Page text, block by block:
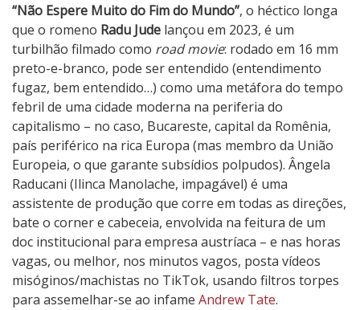
N
ã
o
E
s
p
e
r
e
M
u
i
t
o
d
o
“Não Espere Muito do Fim do Mundo”, o héctico longa
que o romeno Radu Jude lançou em 2023, é um
turbilhão filmado como road movie: rodado em 16 mm
preto-e-branco, pode ser entendido (entendimento
fugaz, bem entendido…) como uma metáfora do tempo
febril de uma cidade moderna na periferia do
capitalismo – no caso, Bucareste, capital da Romênia,
país periférico na rica Europa (mas membro da União
Europeia, o que garante subsídios polpudos). Ângela
Raducani (Ilinca Manolache, impagável) é uma
assistente de produção que corre em todas as direções,
bate o corner e cabeceia, envolvida na feitura de um
doc institucional para empresa austríaca – e nas horas
vagas, ou melhor, nos minutos vagos, posta vídeos
misóginos/machistas no TikTok, usando filtros torpes
para assemelhar-se ao infame Andrew Tate.